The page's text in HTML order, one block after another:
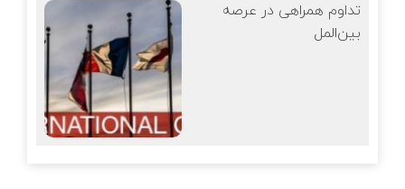
تداوم همراهی در عرصه
بین‌المل